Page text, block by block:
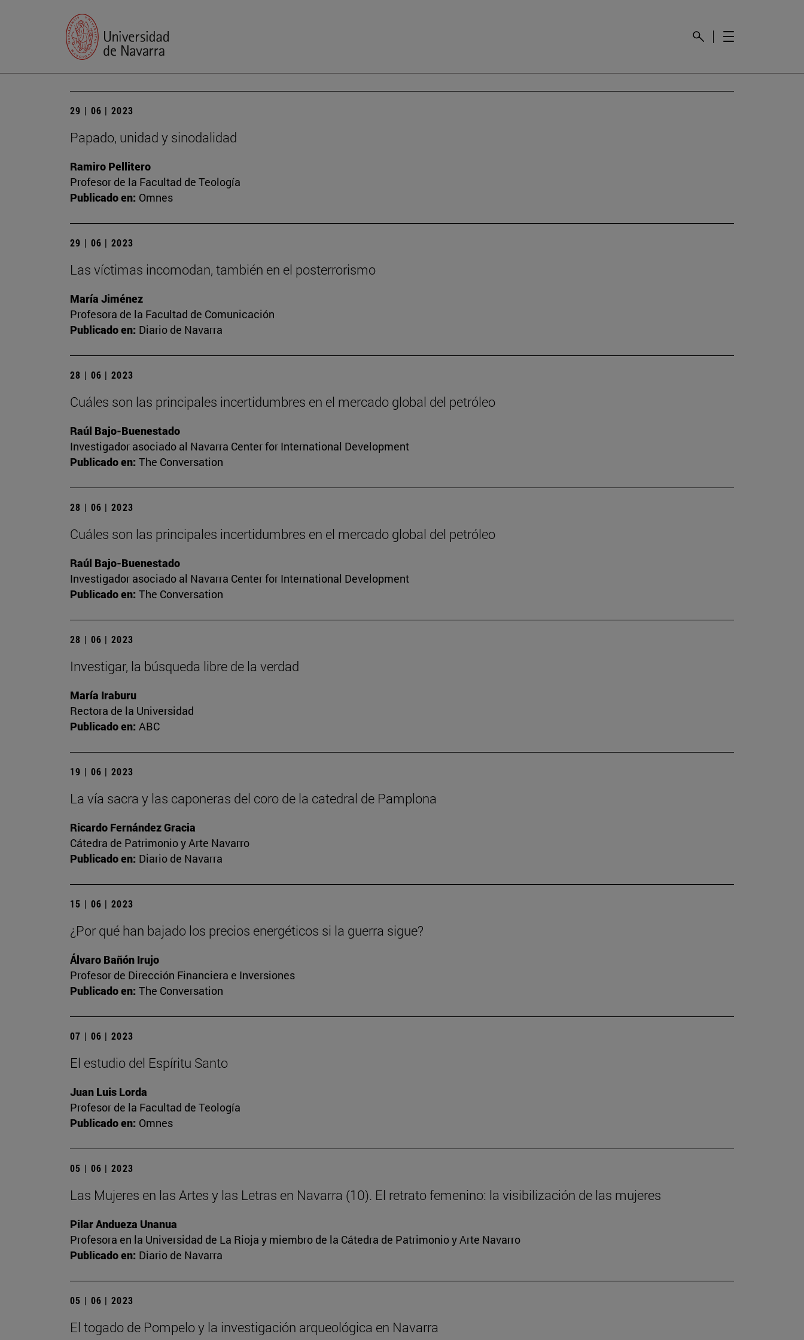
29 | 06 | 2023
Papado, unidad y sinodalidad
Ramiro Pellitero
Profesor de la Facultad de Teología
Publicado en: Omnes
29 | 06 | 2023
Las víctimas incomodan, también en el posterrorismo
María Jiménez
Profesora de la Facultad de Comunicación
Publicado en: Diario de Navarra
28 | 06 | 2023
Cuáles son las principales incertidumbres en el mercado global del petróleo
Raúl Bajo-Buenestado
Investigador asociado al Navarra Center for International Development
Publicado en: The Conversation
28 | 06 | 2023
Cuáles son las principales incertidumbres en el mercado global del petróleo
Raúl Bajo-Buenestado
Investigador asociado al Navarra Center for International Development
Publicado en: The Conversation
28 | 06 | 2023
Investigar, la búsqueda libre de la verdad
María Iraburu
Rectora de la Universidad
Publicado en: ABC
19 | 06 | 2023
La vía sacra y las caponeras del coro de la catedral de Pamplona
Ricardo Fernández Gracia
Cátedra de Patrimonio y Arte Navarro
Publicado en: Diario de Navarra
15 | 06 | 2023
¿Por qué han bajado los precios energéticos si la guerra sigue?
Álvaro Bañón Irujo
Profesor de Dirección Financiera e Inversiones
Publicado en: The Conversation
07 | 06 | 2023
El estudio del Espíritu Santo
Juan Luis Lorda
Profesor de la Facultad de Teología
Publicado en: Omnes
05 | 06 | 2023
Las Mujeres en las Artes y las Letras en Navarra (10). El retrato femenino: la visibilización de las mujeres
Pilar Andueza Unanua
Profesora en la Universidad de La Rioja y miembro de la Cátedra de Patrimonio y Arte Navarro
Publicado en: Diario de Navarra
05 | 06 | 2023
El togado de Pompelo y la investigación arqueológica en Navarra